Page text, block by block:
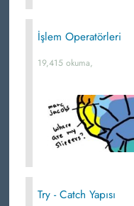
İşlem Operatörleri
19,415 okuma,
Try - Catch Yapısı